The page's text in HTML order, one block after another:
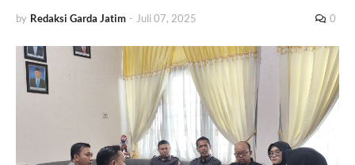
by Redaksi Garda Jatim - Juli 07, 2025 0